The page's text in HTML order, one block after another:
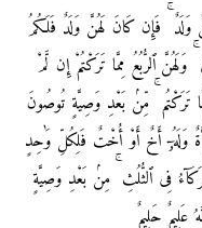
فَإِن كَانَ لَهُنَّ وَلَدٌ فَلَكُمُ
ٱلرُّبُعُ مِمَّا تَرَكْتُمْ إِن لَّمْ
تَرَكْتُم ۚ مِّنۢ بَعْدِ وَصِيَّةٍ تُوصُونَ
وَلَهُۥٓ أَخٌ أَوْ أُخْتٌ فَلِكُلِّ وَٰحِدٍ
فِى ٱلثُّلُثِ ۚ مِنۢ بَعْدِ وَصِيَّةٍ
حَلِيمٌ